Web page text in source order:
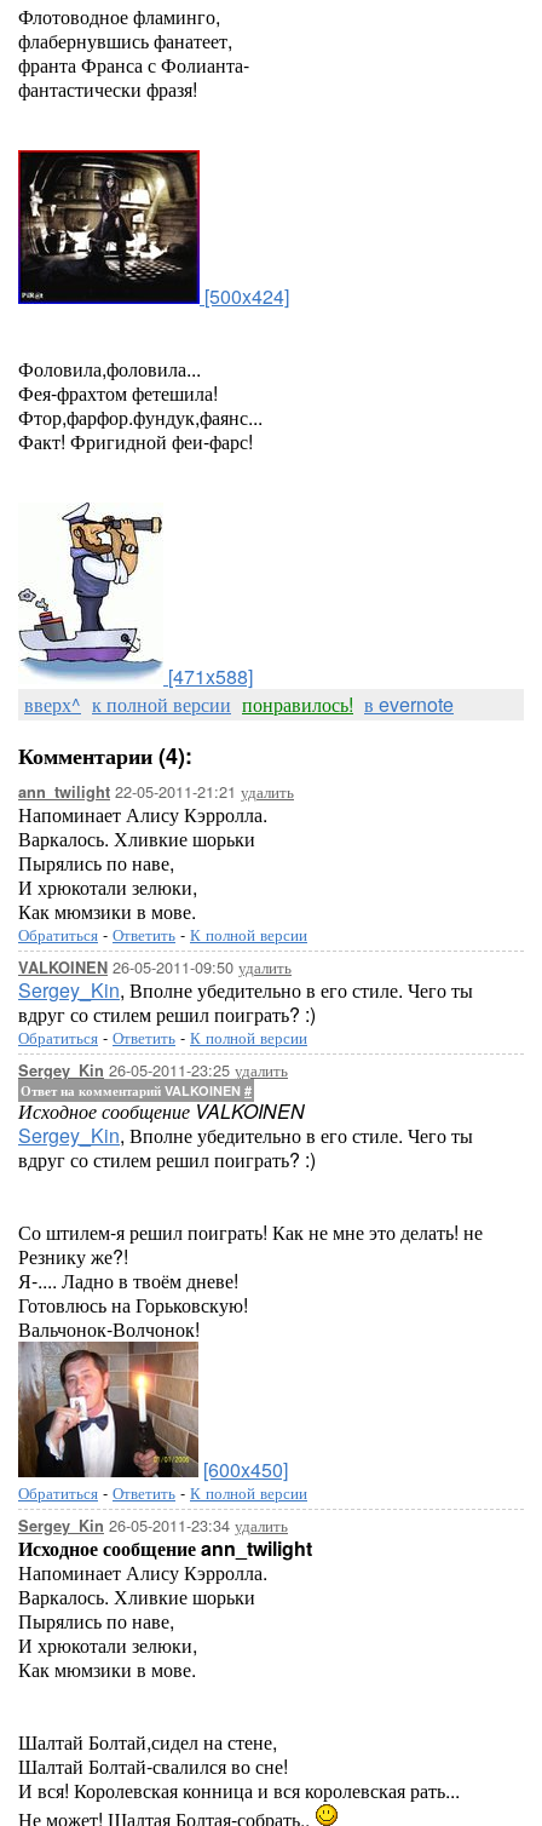
Флотоводное фламинго,
флабернувшись фанатеет,
франта Франса с Фолианта-
фантастически фразя!
[500x424]
Фоловила,фоловила...
Фея-фрахтом фетешила!
Фтор,фарфор.фундук,фаянс...
Факт! Фригидной феи-фарс!
[471x588]
вверх^ к полной версии понравилось! в evernote
Комментарии (4):
ann_twilight 22-05-2011-21:21 удалить
Напоминает Алису Кэрролла.
Варкалось. Хливкие шорьки
Пырялись по наве,
И хрюкотали зелюки,
Как мюмзики в мове.
Обратиться - Ответить - К полной версии
VALKOINEN 26-05-2011-09:50 удалить
Sergey_Kin, Вполне убедительно в его стиле. Чего ты
вдруг со стилем решил поиграть? :)
Обратиться - Ответить - К полной версии
Sergey_Kin 26-05-2011-23:25 удалить
Ответ на комментарий VALKOINEN #
Исходное сообщение VALKOINEN
Sergey_Kin, Вполне убедительно в его стиле. Чего ты
вдруг со стилем решил поиграть? :)
Со штилем-я решил поиграть! Как не мне это делать! не
Резнику же?!
Я-.... Ладно в твоём дневе!
Готовлюсь на Горьковскую!
Вальчонок-Волчонок!
[600x450]
Обратиться - Ответить - К полной версии
Sergey_Kin 26-05-2011-23:34 удалить
Исходное сообщение ann_twilight
Напоминает Алису Кэрролла.
Варкалось. Хливкие шорьки
Пырялись по наве,
И хрюкотали зелюки,
Как мюмзики в мове.
Шалтай Болтай,сидел на стене,
Шалтай Болтай-свалился во сне!
И вся! Королевская конница и вся королевская рать...
Не может! Шалтая Болтая-собрать..